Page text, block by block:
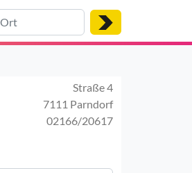
Straße 4
7111 Parndorf
02166/20617